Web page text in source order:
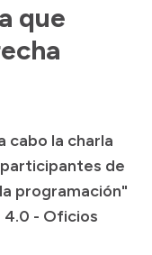
que
cabo la charla
de
programación"
4.0 - Oficios